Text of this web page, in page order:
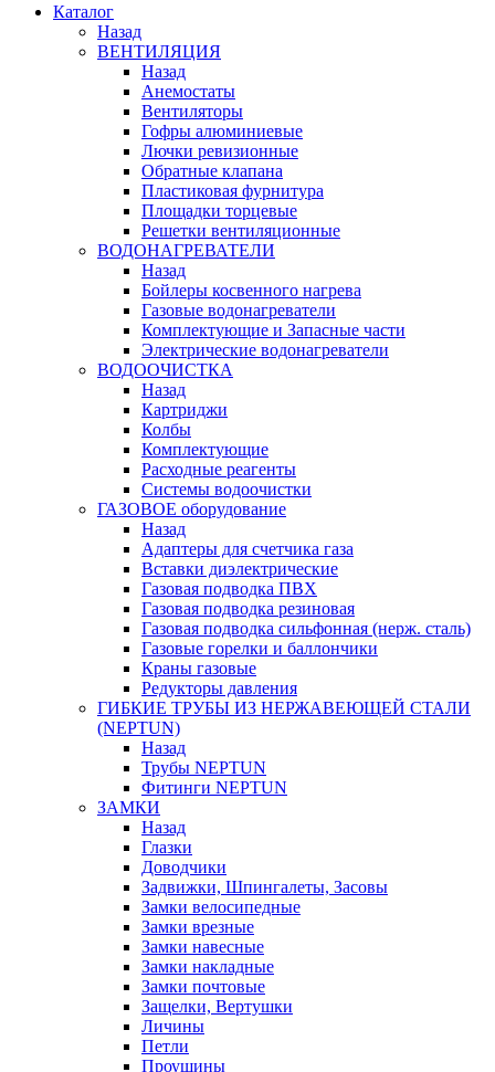
Каталог
Назад
ВЕНТИЛЯЦИЯ
Назад
Анемостаты
Вентиляторы
Гофры алюминиевые
Лючки ревизионные
Обратные клапана
Пластиковая фурнитура
Площадки торцевые
Решетки вентиляционные
ВОДОНАГРЕВАТЕЛИ
Назад
Бойлеры косвенного нагрева
Газовые водонагреватели
Комплектующие и Запасные части
Электрические водонагреватели
ВОДООЧИСТКА
Назад
Картриджи
Колбы
Комплектующие
Расходные реагенты
Системы водоочистки
ГАЗОВОЕ оборудование
Назад
Адаптеры для счетчика газа
Вставки диэлектрические
Газовая подводка ПВХ
Газовая подводка резиновая
Газовая подводка сильфонная (нерж. сталь)
Газовые горелки и баллончики
Краны газовые
Редукторы давления
ГИБКИЕ ТРУБЫ ИЗ НЕРЖАВЕЮЩЕЙ СТАЛИ
(NEPTUN)
Назад
Трубы NEPTUN
Фитинги NEPTUN
ЗАМКИ
Назад
Глазки
Доводчики
Задвижки, Шпингалеты, Засовы
Замки велосипедные
Замки врезные
Замки навесные
Замки накладные
Замки почтовые
Защелки, Вертушки
Личины
Петли
Проушины